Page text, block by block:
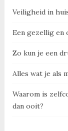
Veiligheid in
Een gezellig en
Zo kun je een
Alles wat je als
Waarom is
dan ooit?